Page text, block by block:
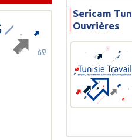
Sericam
Ouvrières